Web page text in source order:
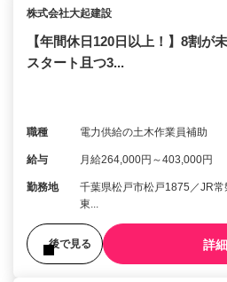
株式会社大起建設
【年間休日120日以上！】8割が
スタート且つ3...
職種 電力供給の土木作業員補助
給与 月給264,000円～403,000円
勤務地
千葉県松戸市松戸1875／JR常
東...
後で見る 詳